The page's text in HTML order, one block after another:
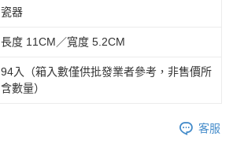
瓷器
長度 11CM／寬度 5.2CM
94入（箱入數僅供批發業者參考，非售價所
含數量）
客服